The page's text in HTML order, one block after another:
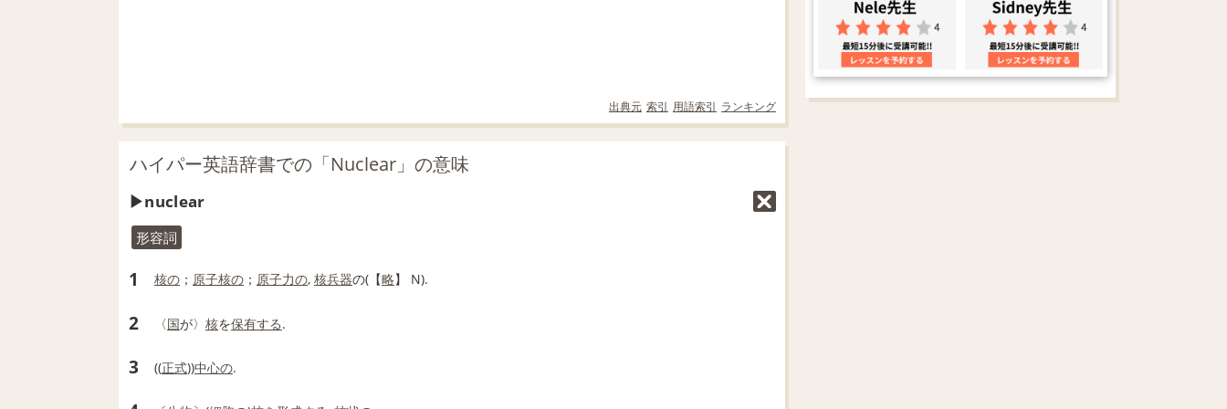
出典元 索引 用語索引 ランキング
ハイパー英語辞書での「Nuclear」の意味
nuclear
形容詞
1 核の ； 原子核の ； 原子力の, 核兵器の(【略】 N).
2 〈国が〉 核を保有する.
3 ((正式))中心の.